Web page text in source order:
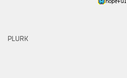
PLURK